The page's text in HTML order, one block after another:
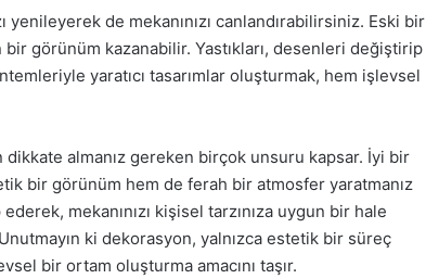
yenileyerek de mekanınızı canlandırabilirsiniz. Eski bir
görünüm kazanabilir. Yastıkları, desenleri değiştirip
yaratıcı tasarımlar oluşturmak, hem işlevsel
dikkate almanız gereken birçok unsuru kapsar. İyi bir
bir görünüm hem de ferah bir atmosfer yaratmanız
mekanınızı kişisel tarzınıza uygun bir hale
ki dekorasyon, yalnızca estetik bir süreç
bir ortam oluşturma amacını taşır.